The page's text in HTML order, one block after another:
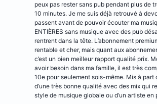
peux pas rester sans pub pendant plus de
10 minutes. Je me suis déjà retrouvé à
passent avant de pouvoir écouter ma
ENTIÈRES sans musique avec des pub
rentrent dans la tête. L’abonnement
rentable et cher, mais quant aux
c’est un bien meilleur rapport qualité prix.
avoir besoin dans ma famille, il est très
10e pour seulement sois-même. Mis à part
d’une très bonne qualité avec des mix qui
style de musique globale ou d’un artiste en